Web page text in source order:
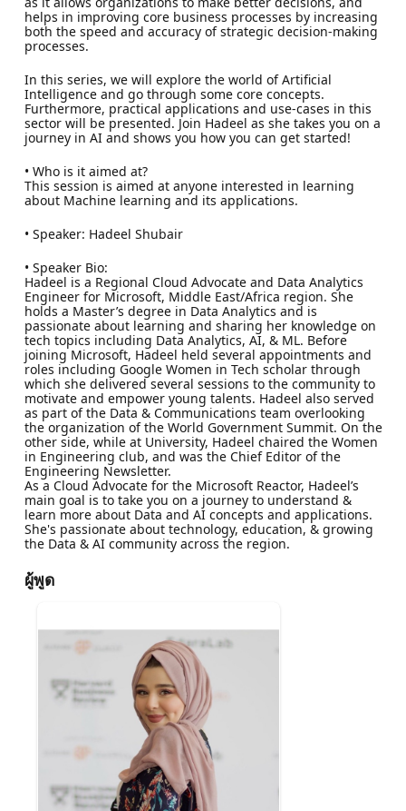
helps in improving core business processes by increasing
both the speed and accuracy of strategic decision-making
processes.
In this series, we will explore the world of Artificial
Intelligence and go through some core concepts.
Furthermore, practical applications and use-cases in this
sector will be presented. Join Hadeel as she takes you on a
journey in AI and shows you how you can get started!
• Who is it aimed at?
This session is aimed at anyone interested in learning
about Machine learning and its applications.
• Speaker: Hadeel Shubair
• Speaker Bio:
Hadeel is a Regional Cloud Advocate and Data Analytics
Engineer for Microsoft, Middle East/Africa region. She
holds a Master’s degree in Data Analytics and is
passionate about learning and sharing her knowledge on
tech topics including Data Analytics, AI, & ML. Before
joining Microsoft, Hadeel held several appointments and
roles including Google Women in Tech scholar through
which she delivered several sessions to the community to
motivate and empower young talents. Hadeel also served
as part of the Data & Communications team overlooking
the organization of the World Government Summit. On the
other side, while at University, Hadeel chaired the Women
in Engineering club, and was the Chief Editor of the
Engineering Newsletter.
As a Cloud Advocate for the Microsoft Reactor, Hadeel’s
main goal is to take you on a journey to understand &
learn more about Data and AI concepts and applications.
She's passionate about technology, education, & growing
the Data & AI community across the region.
ผู้พูด